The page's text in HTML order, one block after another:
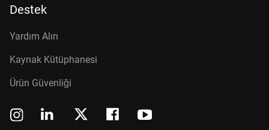
Destek
Yardım Alın
Kaynak Kütüphanesi
Ürün Güvenliği